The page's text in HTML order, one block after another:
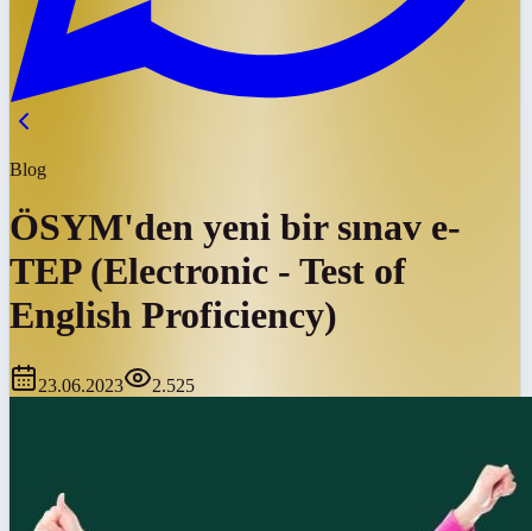
Blog
ÖSYM'den yeni bir sınav e-
TEP (Electronic - Test of
English Proficiency)
23.06.2023 2.525